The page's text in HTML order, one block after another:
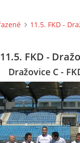
11.5. FKD -
11.5. FKD -
Dražovice C -